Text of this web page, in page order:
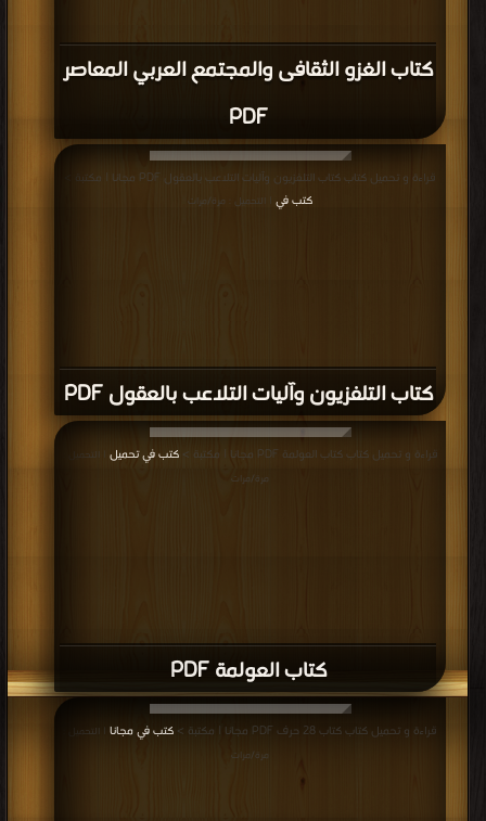
كتاب الغزو الثقافى والمجتمع العربي المعاصر
PDF
كتاب التلفزيون وآليات التلاعب بالعقول PDF
قراءة و تحميل كتاب كتاب التلفزيون وآليات التلاعب بالعقول PDF مجانا | مكتبة >
كتب في
| التحميل : مرة/مرات
كتاب العولمة PDF
قراءة و تحميل كتاب كتاب العولمة PDF مجانا | مكتبة > كتب في تحميل
| التحميل :
مرة/مرات
قراءة و تحميل كتاب كتاب 28 حرف PDF مجانا | مكتبة > كتب في مجانا | التحميل :
مرة/مرات